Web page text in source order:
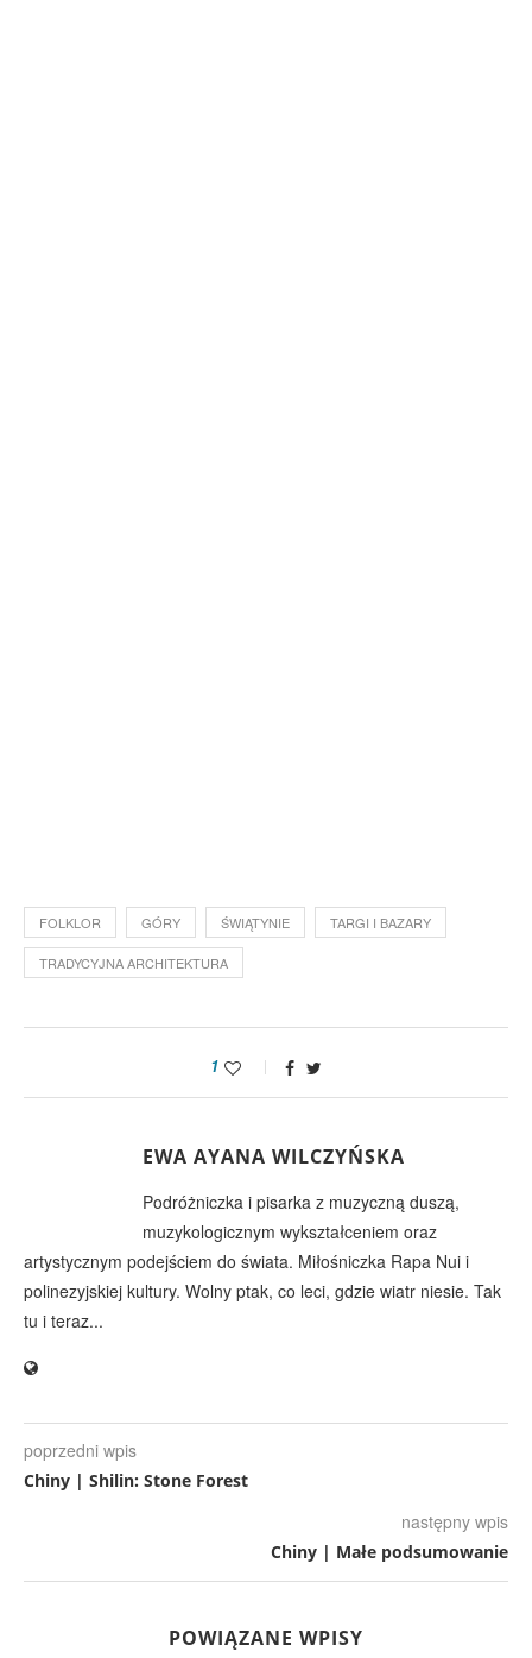
FOLKLOR GÓRY ŚWIĄTYNIE TARGI I BAZARY
TRADYCYJNA ARCHITEKTURA
1
EWA AYANA WILCZYŃSKA
Podróżniczka i pisarka z muzyczną duszą,
muzykologicznym wykształceniem oraz
artystycznym podejściem do świata. Miłośniczka Rapa Nui i
polinezyjskiej kultury. Wolny ptak, co leci, gdzie wiatr niesie. Tak
tu i teraz...
poprzedni wpis
Chiny | Shilin: Stone Forest
następny wpis
Chiny | Małe podsumowanie
POWIĄZANE WPISY